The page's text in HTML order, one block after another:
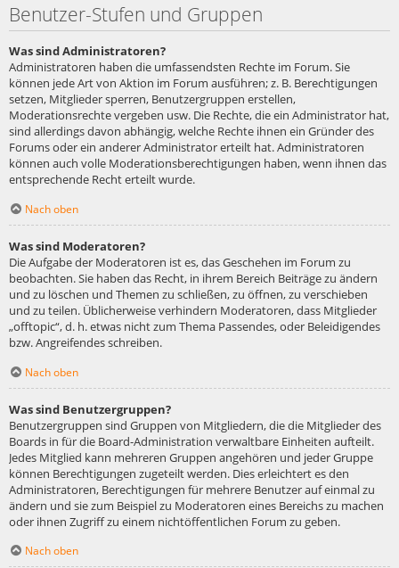
Benutzer-Stufen und Gruppen
Was sind Administratoren?
Administratoren haben die umfassendsten Rechte im Forum. Sie
können jede Art von Aktion im Forum ausführen; z. B. Berechtigungen
setzen, Mitglieder sperren, Benutzergruppen erstellen,
Moderationsrechte vergeben usw. Die Rechte, die ein Administrator hat,
sind allerdings davon abhängig, welche Rechte ihnen ein Gründer des
Forums oder ein anderer Administrator erteilt hat. Administratoren
können auch volle Moderationsberechtigungen haben, wenn ihnen das
entsprechende Recht erteilt wurde.
Nach oben
Was sind Moderatoren?
Die Aufgabe der Moderatoren ist es, das Geschehen im Forum zu
beobachten. Sie haben das Recht, in ihrem Bereich Beiträge zu ändern
und zu löschen und Themen zu schließen, zu öffnen, zu verschieben
und zu teilen. Üblicherweise verhindern Moderatoren, dass Mitglieder
„offtopic“, d. h. etwas nicht zum Thema Passendes, oder Beleidigendes
bzw. Angreifendes schreiben.
Nach oben
Was sind Benutzergruppen?
Benutzergruppen sind Gruppen von Mitgliedern, die die Mitglieder des
Boards in für die Board-Administration verwaltbare Einheiten aufteilt.
Jedes Mitglied kann mehreren Gruppen angehören und jeder Gruppe
können Berechtigungen zugeteilt werden. Dies erleichtert es den
Administratoren, Berechtigungen für mehrere Benutzer auf einmal zu
ändern und sie zum Beispiel zu Moderatoren eines Bereichs zu machen
oder ihnen Zugriff zu einem nichtöffentlichen Forum zu geben.
Nach oben